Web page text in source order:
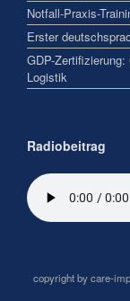
Notfall-Praxis-
Erster
GDP-
Logistik
Radiobeitrag
copyright by care-